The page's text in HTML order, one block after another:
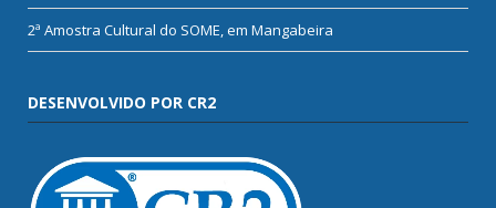
2ª Amostra Cultural do SOME, em Mangabeira
DESENVOLVIDO POR CR2